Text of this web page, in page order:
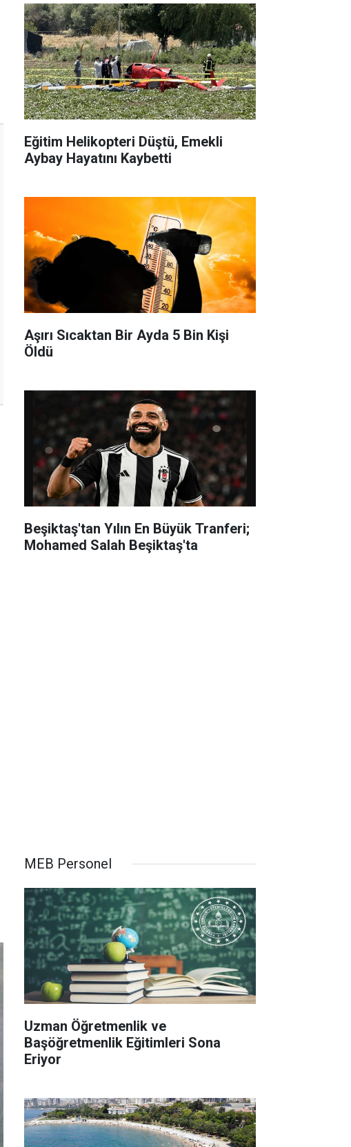
Eğitim Helikopteri Düştü, Emekli
Aybay Hayatını Kaybetti
Aşırı Sıcaktan Bir Ayda 5 Bin Kişi
Öldü
Beşiktaş'tan Yılın En Büyük Tranferi;
Mohamed Salah Beşiktaş'ta
MEB Personel
Uzman Öğretmenlik ve
Başöğretmenlik Eğitimleri Sona
Eriyor